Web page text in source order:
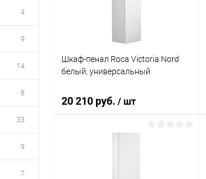
4
9
14
8
33
9
7
Шкаф-пенал Roca Victoria Nord
белый, универсальный
20 210 руб. / шт